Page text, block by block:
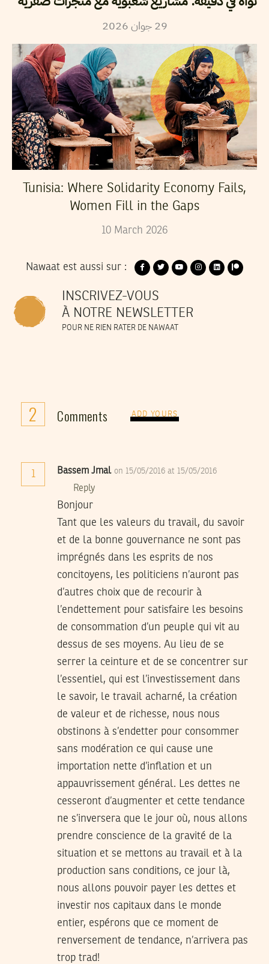
29 جوان2026
Tunisia: Where Solidarity Economy Fails,
Women Fill in the Gaps
10 March 2026
Nawaat est aussi sur :
INSCRIVEZ-VOUS
À NOTRE NEWSLETTER
POUR NE RIEN RATER DE NAWAAT
2 Comments ADD YOURS
1 Bassem Jmal on 15/05/2016 at 15/05/2016
Reply
Bonjour
Tant que les valeurs du travail, du savoir
et de la bonne gouvernance ne sont pas
imprégnés dans les esprits de nos
concitoyens, les politiciens n’auront pas
d’autres choix que de recourir à
l’endettement pour satisfaire les besoins
de consommation d’un peuple qui vit au
dessus de ses moyens. Au lieu de se
serrer la ceinture et de se concentrer sur
l’essentiel, qui est l’investissement dans
le savoir, le travail acharné, la création
de valeur et de richesse, nous nous
obstinons à s’endetter pour consommer
sans modération ce qui cause une
importation nette d’inflation et un
appauvrissement général. Les dettes ne
cesseront d’augmenter et cette tendance
ne s’inversera que le jour où, nous allons
prendre conscience de la gravité de la
situation et se mettons au travail et à la
production sans conditions, ce jour là,
nous allons pouvoir payer les dettes et
investir nos capitaux dans le monde
entier, espérons que ce moment de
renversement de tendance, n’arrivera pas
trop trad!